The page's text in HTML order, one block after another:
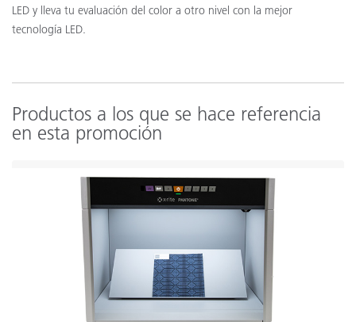
LED y lleva tu evaluación del color a otro nivel con la mejor
tecnología LED.
Productos a los que se hace referencia
en esta promoción